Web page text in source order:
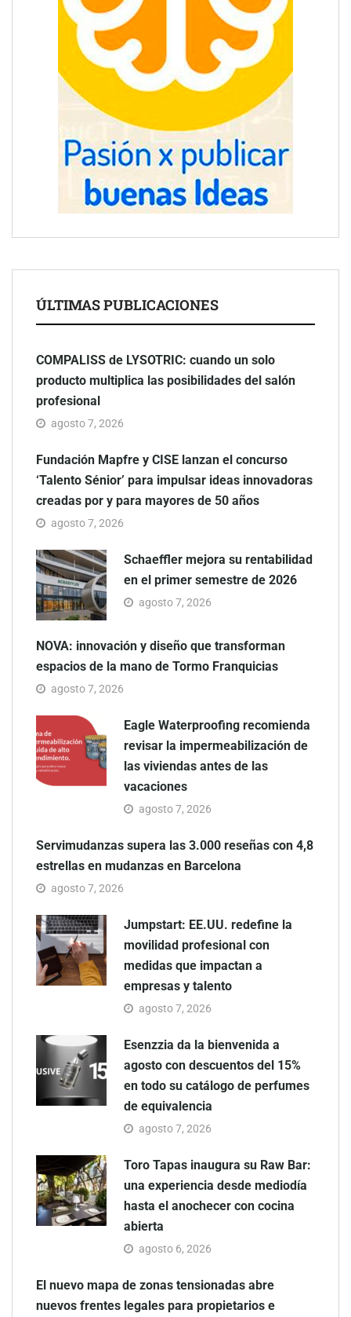
ÚLTIMAS PUBLICACIONES
COMPALISS de LYSOTRIC: cuando un solo
producto multiplica las posibilidades del salón
profesional
agosto 7, 2026
Fundación Mapfre y CISE lanzan el concurso
‘Talento Sénior’ para impulsar ideas innovadoras
creadas por y para mayores de 50 años
agosto 7, 2026
Schaeffler mejora su rentabilidad
en el primer semestre de 2026
agosto 7, 2026
NOVA: innovación y diseño que transforman
espacios de la mano de Tormo Franquicias
agosto 7, 2026
Eagle Waterproofing recomienda
revisar la impermeabilización de
las viviendas antes de las
vacaciones
agosto 7, 2026
Servimudanzas supera las 3.000 reseñas con 4,8
estrellas en mudanzas en Barcelona
agosto 7, 2026
Jumpstart: EE.UU. redefine la
movilidad profesional con
medidas que impactan a
empresas y talento
agosto 7, 2026
Esenzzia da la bienvenida a
agosto con descuentos del 15%
en todo su catálogo de perfumes
de equivalencia
agosto 7, 2026
Toro Tapas inaugura su Raw Bar:
una experiencia desde mediodía
hasta el anochecer con cocina
abierta
agosto 6, 2026
El nuevo mapa de zonas tensionadas abre
nuevos frentes legales para propietarios e